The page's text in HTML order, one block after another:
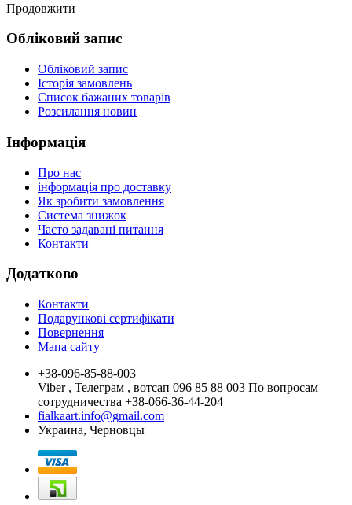
Продовжити
Обліковий запис
Обліковий запис
Історія замовлень
Список бажаних товарів
Розсилання новин
Інформація
Про нас
інформація про доставку
Як зробити замовлення
Система знижок
Часто задавані питання
Контакти
Додатково
Контакти
Подарункові сертифікати
Повернення
Мапа сайту
+38-096-85-88-003
Viber , Телеграм , вотсап 096 85 88 003 По вопросам
сотрудничества +38-066-36-44-204
fialkaart.info@gmail.com
Украина, Черновцы